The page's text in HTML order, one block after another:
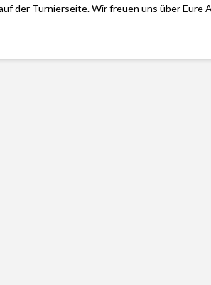
der Turnierseite. Wir freuen uns über Eure